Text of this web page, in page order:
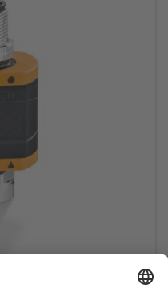
pulsos de